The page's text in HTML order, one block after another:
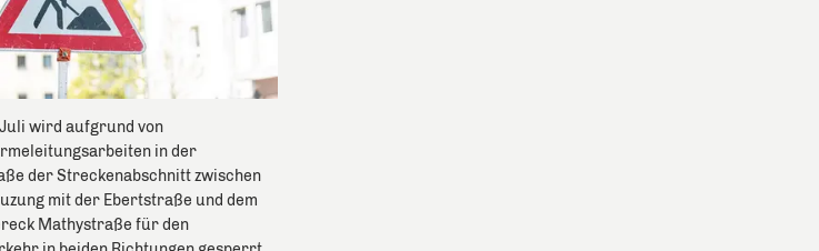
wird aufgrund von
in der
der Streckenabschnitt zwischen
mit der Ebertstraße und dem
Mathystraße für den